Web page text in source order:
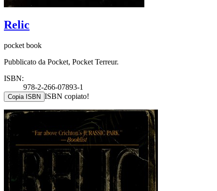
Relic
pocket book
Pubblicato da Pocket, Pocket Terreur.
ISBN:
978-2-266-07893-1
Copia ISBN ISBN copiato!